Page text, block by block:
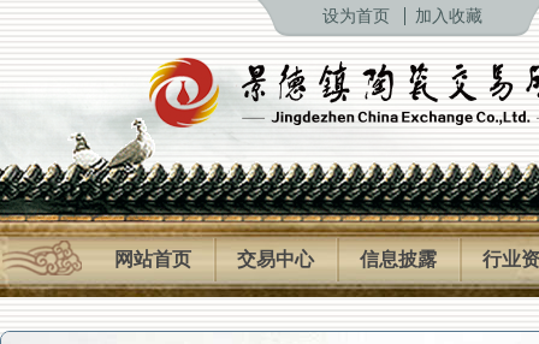
设为首页 加入收藏
网站首页 交易中心 信息披露 行业